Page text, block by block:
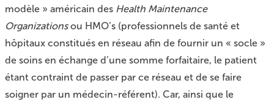
modèle » américain des Health Maintenance
Organizationsou HMO’s (professionnels de santé et
hôpitaux constitués en réseau afin de fournir un « socle »
de soins en échange d’une somme forfaitaire, le patient
étant contraint de passer par ce réseau et de se faire
soigner par un médecin-référent). Car, ainsi que le